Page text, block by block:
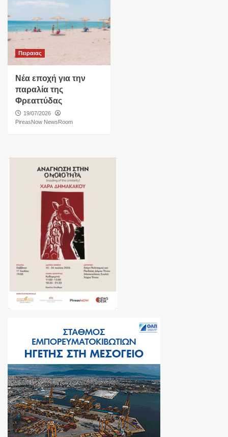
Πειραιας
Νέα εποχή για την
παραλία της
Φρεαττύδας
19/07/2026
PireasNow NewsRoom